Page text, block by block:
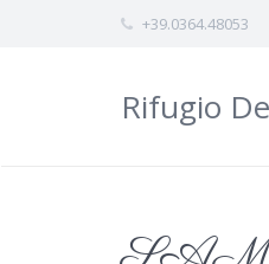
+39.0364.48053
Rifugio